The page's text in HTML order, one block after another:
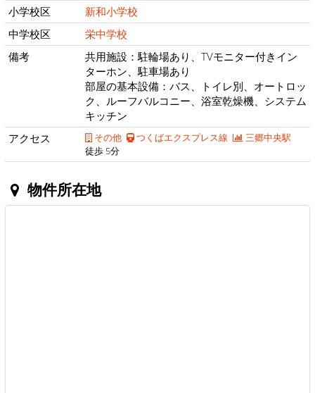
小学校区
新和小学校
中学校区
栄中学校
備考
共用施設：駐輪場あり、TVモニター付きイン
ターホン、駐車場あり
部屋の基本設備：バス、トイレ別、オートロッ
ク、ルーフバルコニー、浴室乾燥機、システム
キッチン
アクセス
その他 つくばエクスプレス線
三郷中央駅
徒歩 5分
物件所在地